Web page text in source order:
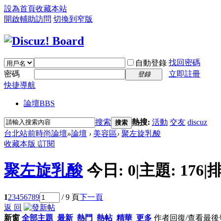
設為首頁收藏本站
開啟輔助訪問 切換到窄版
自動登錄 找回密碼
密碼
登錄
立即註冊
快捷導航
論壇BBS
搜索 搜索 熱搜: 活動 交友 discuz
台北站前時尚論壇»論壇 › 美容區› 聚左旋乳酸
收藏本版 |訂閱
聚左旋乳酸 今日: 0|主題: 176|
123456789 / 9 頁下一頁
返 回
新窗 全部主題 最新 熱門 熱帖 精華 更多 作者回復/查看最後